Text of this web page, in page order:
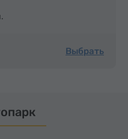
Выбрать